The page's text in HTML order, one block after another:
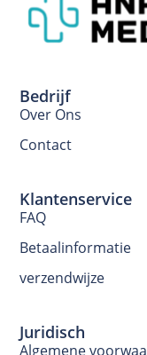
Bedrijf
Over Ons
Contact
Klantenservice
FAQ
Betaalinformatie
verzendwijze
Juridisch
Algemene